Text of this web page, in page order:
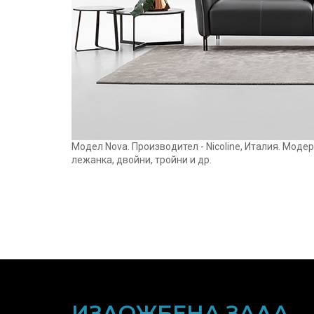
Модел Nova. Производител - Nicoline, Италия.
лежанка, двойни, тройни и др.